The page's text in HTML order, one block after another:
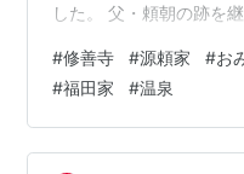
した。 父・頼朝の跡を
気持ちになります……が
「えっ、お墓の真横に
どーんと存在感を放つ
おみくじが売られてい
#修善寺 #源頼家 #お
#福田家 #温泉